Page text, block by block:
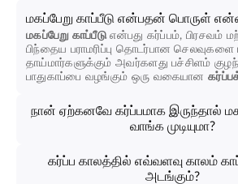
மகப்பேறு காப்பீடு என்பதன் பொருள்
மகப்பேறு காப்பீடுஎன்பது கர்ப்பம், பிரசவம்
பிந்தைய பராமரிப்பு தொடர்பான செலவுகளை
தாய்மார்களுக்கும் அவர்களது பச்சிளம்
பாதுகாப்பை வழங்கும் ஒரு வகையான
நான் ஏற்கனவே கர்ப்பமாக இருந்தால்
வாங்க முடியுமா?
கர்ப்ப காலத்தில் எவ்வளவு காலம்
அடங்கும்?